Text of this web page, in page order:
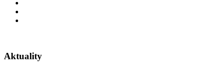
Aktuality